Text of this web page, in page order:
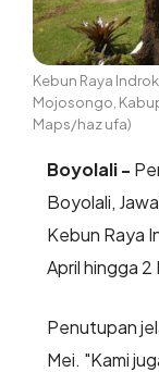
Kebun Raya
Mojosongo,
Maps/haz ufa)
Boyolali -
Boyolali,
Kebun Raya
April hingga 2
Penutupan
Mei. "Kami